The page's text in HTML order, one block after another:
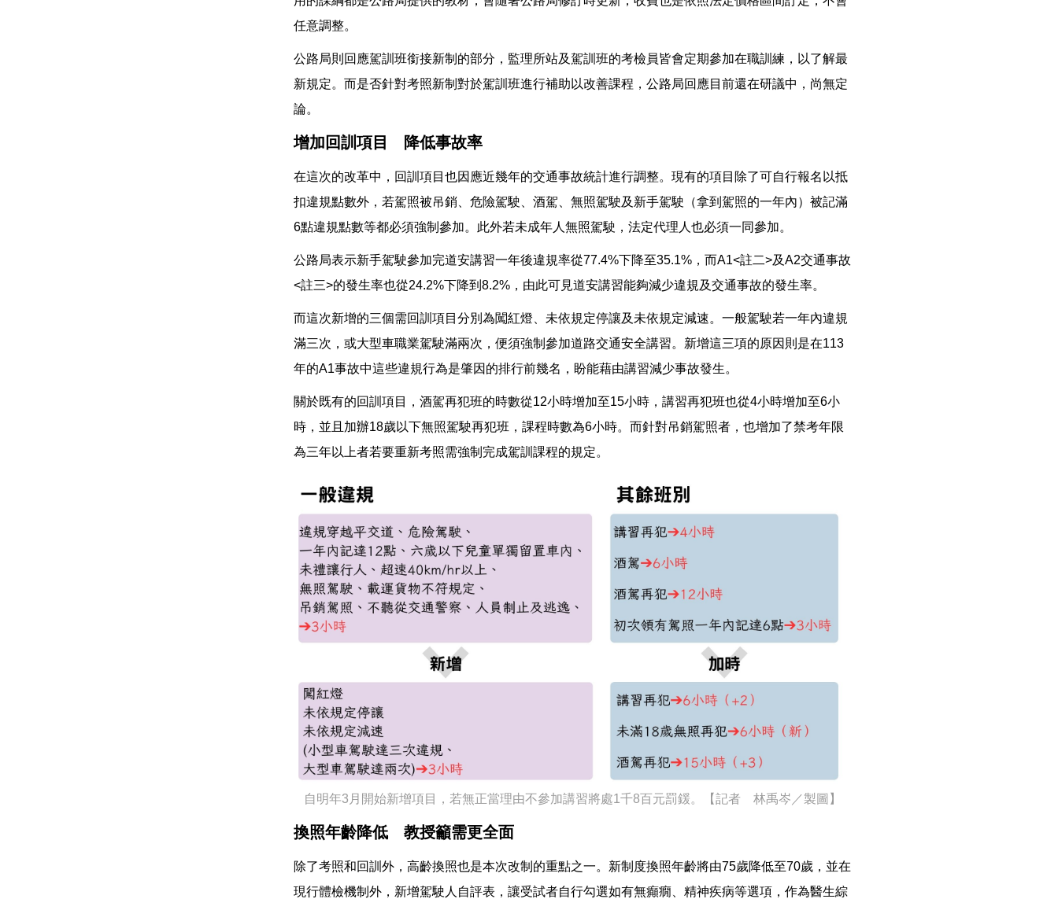
任意調整。
公路局則回應駕訓班銜接新制的部分，監理所站及駕訓班的考檢員皆會定期參加在職訓練，以了解最
新規定。而是否針對考照新制對於駕訓班進行補助以改善課程，公路局回應目前還在研議中，尚無定
論。
增加回訓項目 降低事故率
在這次的改革中，回訓項目也因應近幾年的交通事故統計進行調整。現有的項目除了可自行報名以抵
扣違規點數外，若駕照被吊銷、危險駕駛、酒駕、無照駕駛及新手駕駛（拿到駕照的一年內）被記滿
6點違規點數等都必須強制參加。此外若未成年人無照駕駛，法定代理人也必須一同參加。
公路局表示新手駕駛參加完道安講習一年後違規率從77.4%下降至35.1%，而A1<註二>及A2交通事故
<註三>的發生率也從24.2%下降到8.2%，由此可見道安講習能夠減少違規及交通事故的發生率。
而這次新增的三個需回訓項目分別為闖紅燈、未依規定停讓及未依規定減速。一般駕駛若一年內違規
滿三次，或大型車職業駕駛滿兩次，便須強制參加道路交通安全講習。新增這三項的原因則是在113
年的A1事故中這些違規行為是肇因的排行前幾名，盼能藉由講習減少事故發生。
關於既有的回訓項目，酒駕再犯班的時數從12小時增加至15小時，講習再犯班也從4小時增加至6小
時，並且加辦18歲以下無照駕駛再犯班，課程時數為6小時。而針對吊銷駕照者，也增加了禁考年限
為三年以上者若要重新考照需強制完成駕訓課程的規定。
自明年3月開始新增項目，若無正當理由不參加講習將處1千8百元罰鍰。【記者 林禹岑／製圖】
換照年齡降低 教授籲需更全面
除了考照和回訓外，高齡換照也是本次改制的重點之一。新制度換照年齡將由75歲降低至70歲，並在
現行體檢機制外，新增駕駛人自評表，讓受試者自行勾選如有無癲癇、精神疾病等選項，作為醫生綜